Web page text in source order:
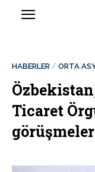
HABERLER ORTA
Ticaret